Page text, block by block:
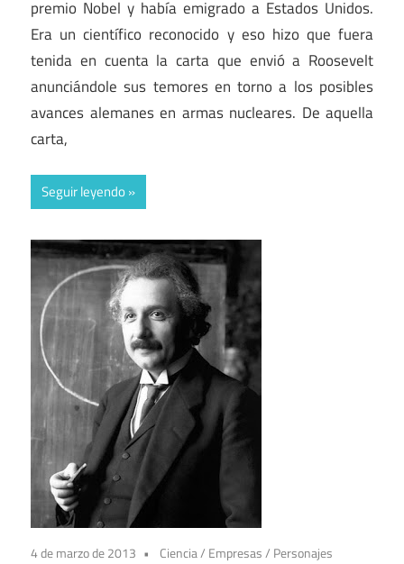
premio Nobel y había emigrado a Estados Unidos.
Era un científico reconocido y eso hizo que fuera
tenida en cuenta la carta que envió a Roosevelt
anunciándole sus temores en torno a los posibles
avances alemanes en armas nucleares. De aquella
carta,
Seguir leyendo
4 de marzo de 2013 Ciencia/ Empresas/ Personajes